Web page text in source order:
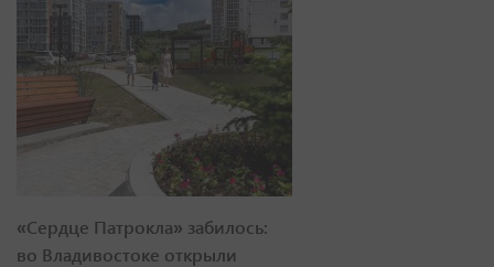
«Сердце Патрокла» забилось:
во Владивостоке открыли